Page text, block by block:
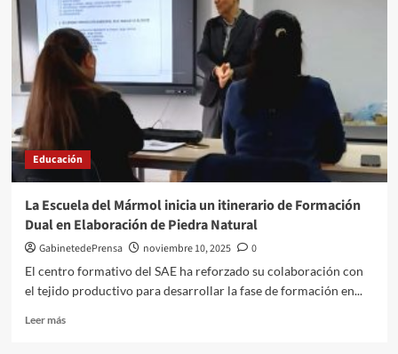
una
jornada
sensibilización
ambiental
Las
del
Cabo
Educación
La Escuela del Mármol inicia un itinerario de Formación
Dual en Elaboración de Piedra Natural
GabinetedePrensa noviembre 10, 2025
0
El centro formativo del SAE ha reforzado su colaboración con
el tejido productivo para desarrollar la fase de formación en...
Leer másLeer